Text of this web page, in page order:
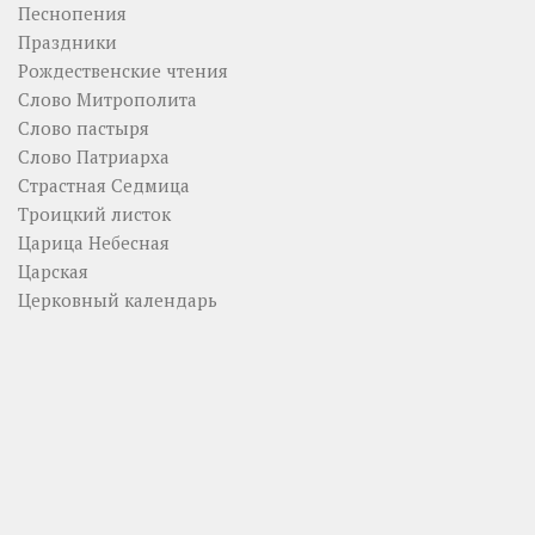
Песнопения
Праздники
Рождественские чтения
Слово Митрополита
Слово пастыря
Слово Патриарха
Страстная Седмица
Троицкий листок
Царица Небесная
Царская
Церковный календарь